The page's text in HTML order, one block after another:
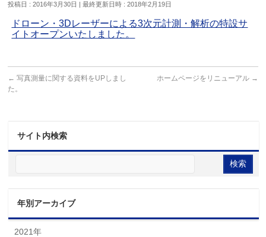
投稿日 : 2016年3月30日 最終更新日時 : 2018年2月19日
ドローン・3Dレーザーによる3次元計測・解析の特設サ
イトオープンいたしました。
← 写真測量に関する資料をUPしまし
た。
ホームページをリニューアル →
サイト内検索
年別アーカイブ
2021年